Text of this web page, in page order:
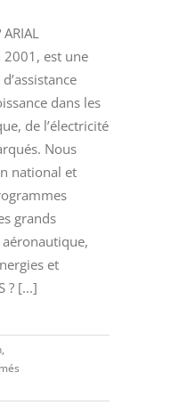
2001, est une
dans les
de l’électricité
Nous
national et
grands
et
? [...]
projet